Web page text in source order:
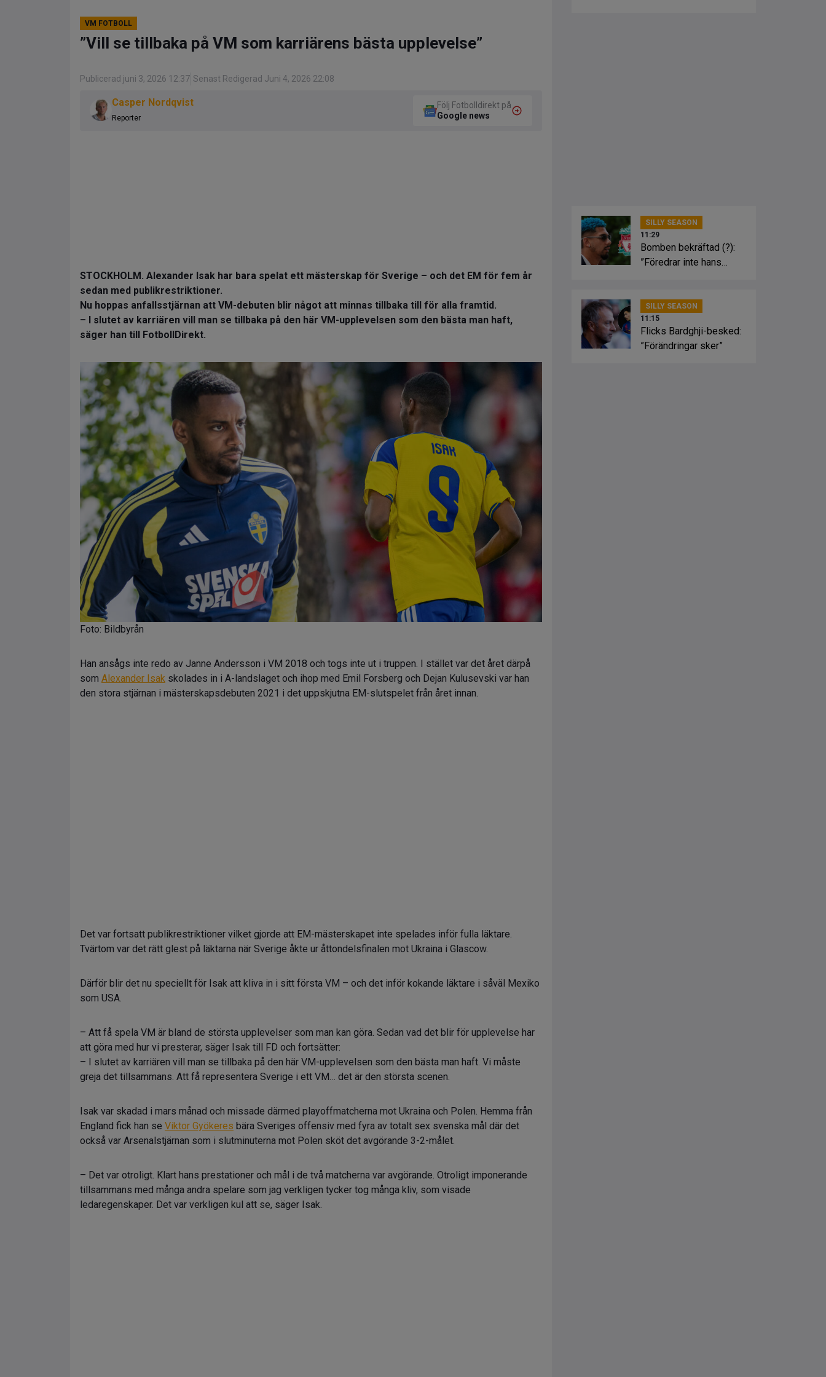
VM FOTBOLL
”Vill se tillbaka på VM som karriärens bästa upplevelse”
Publicerad juni 3, 2026 12:37 Senast Redigerad Juni 4, 2026 22:08
Casper Nordqvist
Reporter
Följ Fotbolldirekt på
Google news
STOCKHOLM. Alexander Isak har bara spelat ett mästerskap för Sverige – och det EM för fem år
sedan med publikrestriktioner.
Nu hoppas anfallsstjärnan att VM-debuten blir något att minnas tillbaka till för alla framtid.
– I slutet av karriären vill man se tillbaka på den här VM-upplevelsen som den bästa man haft,
säger han till FotbollDirekt.
Foto: Bildbyrån
Han ansågs inte redo av Janne Andersson i VM 2018 och togs inte ut i truppen. I stället var det året därpå
som Alexander Isak skolades in i A-landslaget och ihop med Emil Forsberg och Dejan Kulusevski var han
den stora stjärnan i mästerskapsdebuten 2021 i det uppskjutna EM-slutspelet från året innan.
Det var fortsatt publikrestriktioner vilket gjorde att EM-mästerskapet inte spelades inför fulla läktare.
Tvärtom var det rätt glest på läktarna när Sverige åkte ur åttondelsfinalen mot Ukraina i Glascow.
Därför blir det nu speciellt för Isak att kliva in i sitt första VM – och det inför kokande läktare i såväl Mexiko
som USA.
– Att få spela VM är bland de största upplevelser som man kan göra. Sedan vad det blir för upplevelse har
att göra med hur vi presterar, säger Isak till FD och fortsätter:
– I slutet av karriären vill man se tillbaka på den här VM-upplevelsen som den bästa man haft. Vi måste
greja det tillsammans. Att få representera Sverige i ett VM… det är den största scenen.
Isak var skadad i mars månad och missade därmed playoffmatcherna mot Ukraina och Polen. Hemma från
England fick han se Viktor Gyökeres bära Sveriges offensiv med fyra av totalt sex svenska mål där det
också var Arsenalstjärnan som i slutminuterna mot Polen sköt det avgörande 3-2-målet.
– Det var otroligt. Klart hans prestationer och mål i de två matcherna var avgörande. Otroligt imponerande
tillsammans med många andra spelare som jag verkligen tycker tog många kliv, som visade
ledaregenskaper. Det var verkligen kul att se, säger Isak.
SILLY SEASON
11:29
Bomben bekräftad (?):
”Föredrar inte hans
SILLY SEASON
11:15
Flicks Bardghji-besked:
”Förändringar sker”